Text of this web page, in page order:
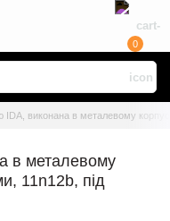
0
IDA, виконана в металевому
в металевому
11n12b, під